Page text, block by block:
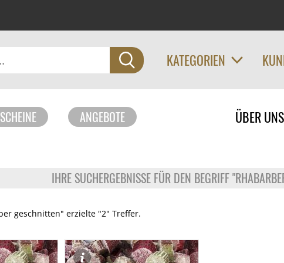
KATEGORIEN
ANGEBOTE
Navigation
überspringen
ÜBER UNS
IHRE SUCHERGEBNISSE FÜR DEN BEGRIFF
geschnitten" erzielte "2" Treffer.